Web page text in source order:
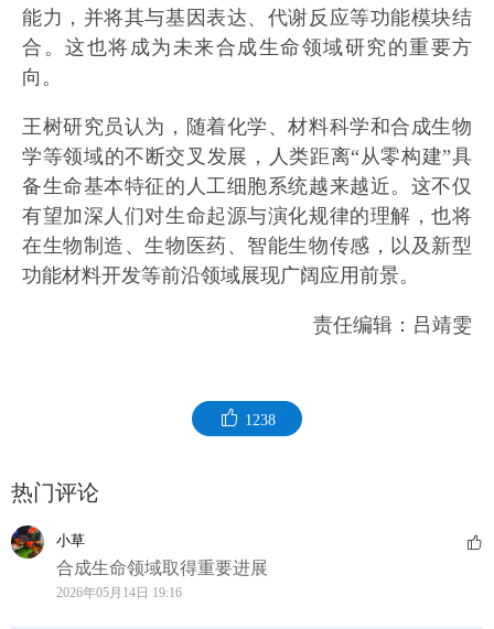
能力，并将其与基因表达、代谢反应等功能模块结
合。这也将成为未来合成生命领域研究的重要方
向。
王树研究员认为，随着化学、材料科学和合成生物
学等领域的不断交叉发展，人类距离“从零构建”具
备生命基本特征的人工细胞系统越来越近。这不仅
有望加深人们对生命起源与演化规律的理解，也将
在生物制造、生物医药、智能生物传感，以及新型
功能材料开发等前沿领域展现广阔应用前景。
责任编辑：吕靖雯
1238
热门评论
小草
合成生命领域取得重要进展
2026年05月14日 19:16